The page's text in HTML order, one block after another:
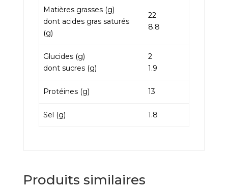
Matières grasses (g)
dont acides gras saturés
(g)
22
8.8
Glucides (g)
dont sucres (g)
2
1.9
Protéines (g) 13
Sel (g) 1.8
Produits similaires